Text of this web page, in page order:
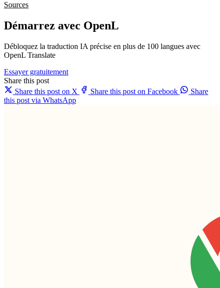
Sources
Démarrez avec OpenL
Débloquez la traduction IA précise en plus de 100 langues avec
OpenL Translate
Essayer gratuitement
Share this post
Share this post on X
Share this post on Facebook
Share
this post via WhatsApp